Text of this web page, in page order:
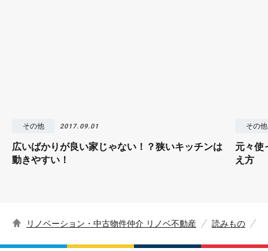
その他 2017.09.01
広いばかりが良い家じゃない！？狭いキッチンは
動きやすい！
その他
元々使
え方
リノベーション・中古物件仲介 リノベ不動産 読みもの